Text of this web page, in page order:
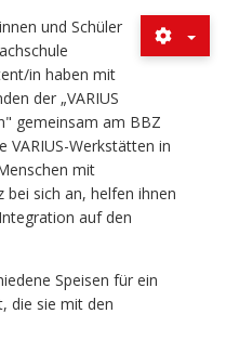
und Schüler
in haben mit
der „VARIUS
gemeinsam am BBZ
VARIUS-Werkstätten in
mit
bei sich an, helfen ihnen
auf den
Speisen für ein
die sie mit den